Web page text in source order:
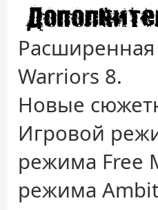
Warriors 8.
Новые
Игровой
режима Free
режима